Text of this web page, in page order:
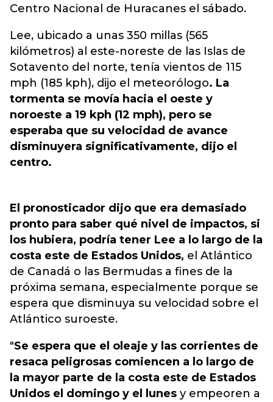
Centro Nacional de Huracanes el sábado.
Lee, ubicado a unas 350 millas (565
kilómetros) al este-noreste de las Islas de
Sotavento del norte, tenía vientos de 115
mph (185 kph), dijo el meteorólogo. La
tormenta se movía hacia el oeste y
noroeste a 19 kph (12 mph), pero se
esperaba que su velocidad de avance
disminuyera significativamente, dijo el
centro.
El pronosticador dijo que era demasiado
pronto para saber qué nivel de impactos, si
los hubiera, podría tener Lee a lo largo de la
costa este de Estados Unidos, el Atlántico
de Canadá o las Bermudas a fines de la
próxima semana, especialmente porque se
espera que disminuya su velocidad sobre el
Atlántico suroeste.
"Se espera que el oleaje y las corrientes de
resaca peligrosas comiencen a lo largo de
la mayor parte de la costa este de Estados
Unidos el domingo y el lunes y empeoren a